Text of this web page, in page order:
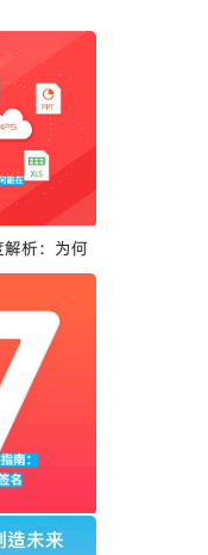
析：为何
南：一步